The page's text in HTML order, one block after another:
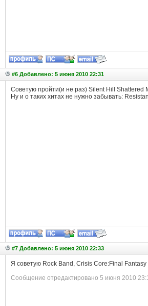
#6 Добавлено: 5 июня 2010 22:31
Советую пройти(и не раз) Silent Hill Shattered
Ну и о таких хитах не нужно забывать:
#7 Добавлено: 5 июня 2010 22:33
Я советую Rock Band, Crisis Core:Final
Сообщение отредактировано 5 июня 2010